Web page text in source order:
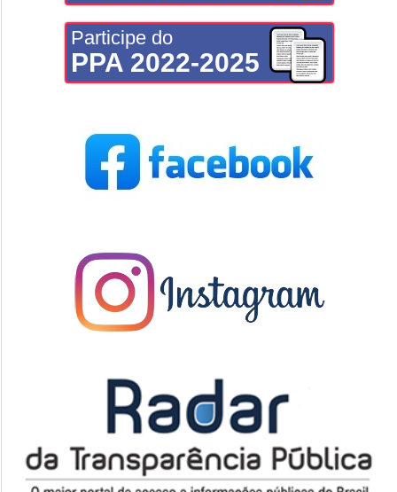
Participe do
PPA 2022-2025